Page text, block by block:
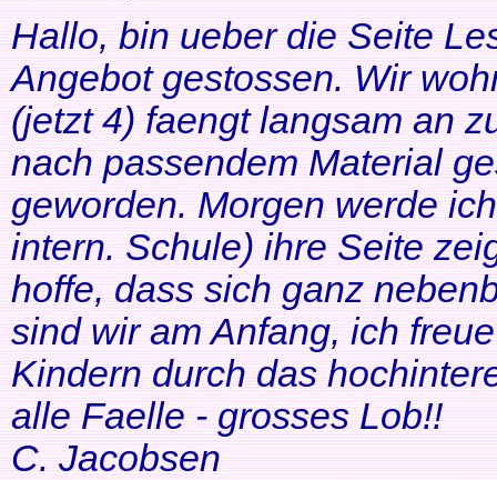
Hallo, bin ueber die Seite
Angebot gestossen. Wir
(jetzt 4) faengt langsam an
nach passendem Material
geworden. Morgen werde
intern. Schule) ihre Seite
hoffe, dass sich ganz
sind wir am Anfang, ich
Kindern durch das
alle Faelle - grosses Lob!!
C. Jacobsen